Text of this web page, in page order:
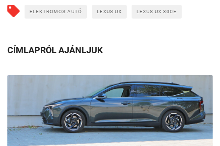
ELEKTROMOS AUTÓ LEXUS UX LEXUS UX 300E
CÍMLAPRÓL AJÁNLJUK